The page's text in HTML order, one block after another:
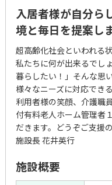
入居者様が自分ら
境と毎日を提案し
超高齢化社会といわれる
私たちに何が出来るでし
暮らしたい！」そんな思
様々なニーズに対応でき
利用者様の笑顔、介護職
付有料老人ホーム管理者
だきます。どうぞご支援
施設長 花井英行
施設概要